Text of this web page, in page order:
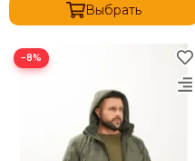
Выбрать
−8%